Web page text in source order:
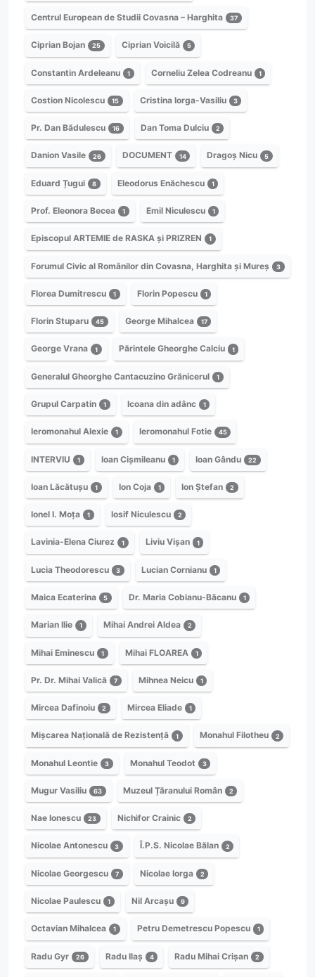
Centrul European de Studii Covasna – Harghita 37
Ciprian Bojan 25 Ciprian Voicilă 5
Constantin Ardeleanu 1 Corneliu Zelea Codreanu 1
Costion Nicolescu 15 Cristina Iorga-Vasiliu 3
Pr. Dan Bădulescu 16 Dan Toma Dulciu 2
Danion Vasile 26 DOCUMENT 14 Dragoș Nicu 5
Eduard Țugui 8 Eleodorus Enăchescu 1
Prof. Eleonora Becea 1 Emil Niculescu 1
Episcopul ARTEMIE de RASKA și PRIZREN 1
Forumul Civic al Românilor din Covasna, Harghita și Mureș 3
Florea Dumitrescu 1 Florin Popescu 1
Florin Stuparu 45 George Mihalcea 17
George Vrana 1 Părintele Gheorghe Calciu 1
Generalul Gheorghe Cantacuzino Grănicerul 1
Grupul Carpatin 1 Icoana din adânc 1
Ieromonahul Alexie 1 Ieromonahul Fotie 45
INTERVIU 1 Ioan Cișmileanu 1 Ioan Gându 22
Ioan Lăcătușu 1 Ion Coja 1 Ion Ștefan 2
Ionel I. Moța 1 Iosif Niculescu 2
Lavinia-Elena Ciurez 1 Liviu Vișan 1
Lucia Theodorescu 3 Lucian Cornianu 1
Maica Ecaterina 5 Dr. Maria Cobianu-Băcanu 1
Marian Ilie 1 Mihai Andrei Aldea 2
Mihai Eminescu 1 Mihai FLOAREA 1
Pr. Dr. Mihai Valică 7 Mihnea Neicu 1
Mircea Dafinoiu 2 Mircea Eliade 1
Mișcarea Națională de Rezistență 1 Monahul Filotheu 2
Monahul Leontie 3 Monahul Teodot 3
Mugur Vasiliu 63 Muzeul Țăranului Român 2
Nae Ionescu 23 Nichifor Crainic 2
Nicolae Antonescu 3 Î.P.S. Nicolae Bălan 2
Nicolae Georgescu 7 Nicolae Iorga 2
Nicolae Paulescu 1 Nil Arcașu 9
Octavian Mihalcea 1 Petru Demetrescu Popescu 1
Radu Gyr 26 Radu Ilaș 4 Radu Mihai Crișan 2